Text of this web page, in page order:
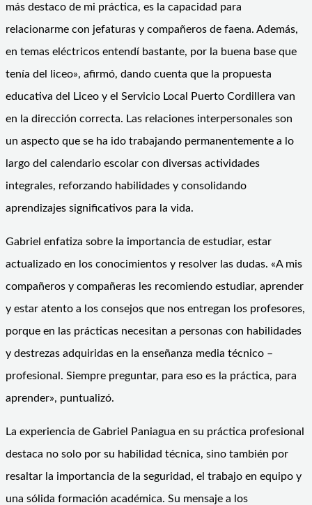
más destaco de mi práctica, es la capacidad para
relacionarme con jefaturas y compañeros de faena. Además,
en temas eléctricos entendí bastante, por la buena base que
tenía del liceo», afirmó, dando cuenta que la propuesta
educativa del Liceo y el Servicio Local Puerto Cordillera van
en la dirección correcta. Las relaciones interpersonales son
un aspecto que se ha ido trabajando permanentemente a lo
largo del calendario escolar con diversas actividades
integrales, reforzando habilidades y consolidando
aprendizajes significativos para la vida.
Gabriel enfatiza sobre la importancia de estudiar, estar
actualizado en los conocimientos y resolver las dudas. «A mis
compañeros y compañeras les recomiendo estudiar, aprender
y estar atento a los consejos que nos entregan los profesores,
porque en las prácticas necesitan a personas con habilidades
y destrezas adquiridas en la enseñanza media técnico –
profesional. Siempre preguntar, para eso es la práctica, para
aprender», puntualizó.
La experiencia de Gabriel Paniagua en su práctica profesional
destaca no solo por su habilidad técnica, sino también por
resaltar la importancia de la seguridad, el trabajo en equipo y
una sólida formación académica. Su mensaje a los